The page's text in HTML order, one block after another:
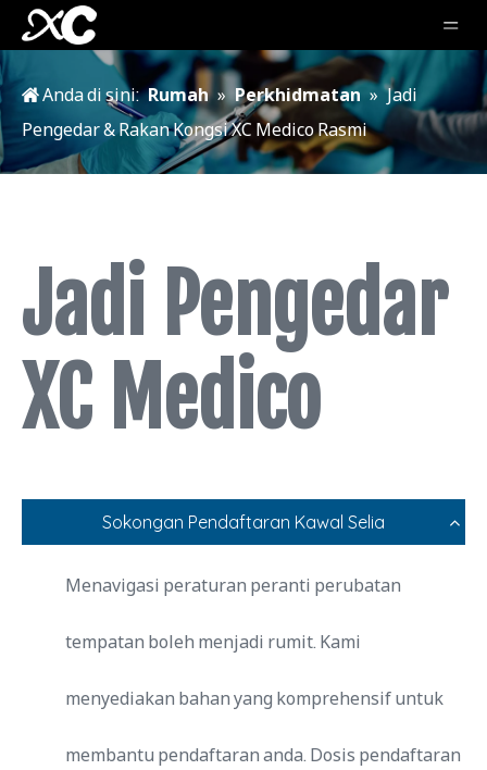
Anda di sini: Rumah » Perkhidmatan » Jadi
Pengedar & Rakan Kongsi XC Medico Rasmi
Jadi Pengedar
XC Medico
Sokongan Pendaftaran Kawal Selia
Menavigasi peraturan peranti perubatan
tempatan boleh menjadi rumit. Kami
menyediakan bahan yang komprehensif untuk
membantu pendaftaran anda. Dosis pendaftaran